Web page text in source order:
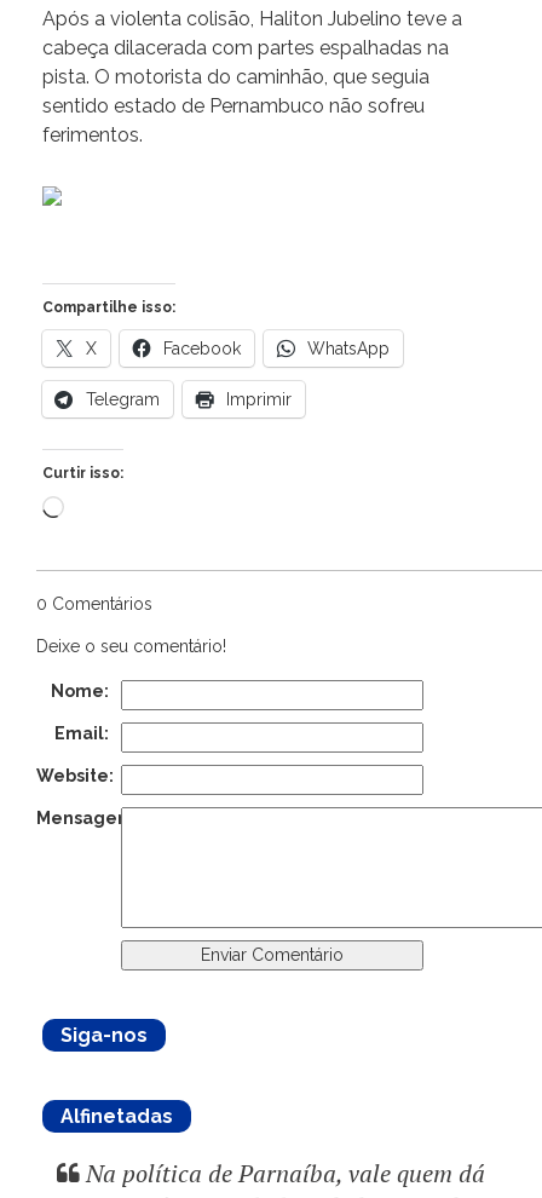
Após a violenta colisão, Haliton Jubelino teve a
cabeça dilacerada com partes espalhadas na
pista. O motorista do caminhão, que seguia
sentido estado de Pernambuco não sofreu
ferimentos.
Compartilhe isso:
X Facebook WhatsApp
Telegram Imprimir
Curtir isso:
Carregando...
0 Comentários
Deixe o seu comentário!
Nome:
Email:
Website:
Mensagem:
Siga-nos
Alfinetadas
Na política de Parnaíba, vale quem dá